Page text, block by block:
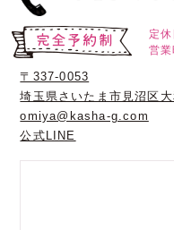
定
営
〒337-0053
埼玉県さいたま市見沼区
omiya@kasha-g.com
公式LINE